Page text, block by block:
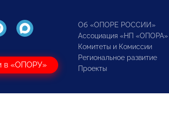
в «ОПОРУ»
Об «ОПОРЕ РОССИИ»
Ассоциация «НП «ОПОРА»
Комитеты и Комиссии
Региональное развитие
Проекты